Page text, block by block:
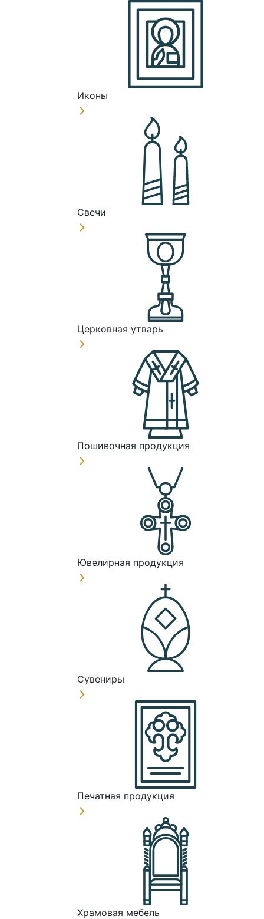
Иконы
Свечи
Церковная утварь
Пошивочная продукция
Ювелирная продукция
Сувениры
Печатная продукция
Храмовая мебель